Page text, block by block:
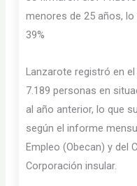
menores de 25 años,
39%
Lanzarote registró en
7.189 personas en
al año anterior, lo que
según el informe
Empleo (Obecan) y del
Corporación insular.